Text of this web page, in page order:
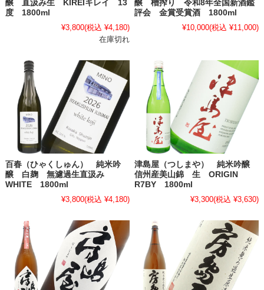
醸 直汲み生 KIREIキレイ 13
度 1800ml
¥3,800(税込 ¥4,180)
在庫切れ
醸 槽搾り 令和8年全国新酒鑑
評会 金賞受賞酒 1800ml
¥10,000(税込 ¥11,000)
百春（ひゃくしゅん） 純米吟
醸 白麹 無濾過生直汲み
WHITE 1800ml
¥3,800(税込 ¥4,180)
津島屋（つしまや） 純米吟醸
信州産美山錦 生 ORIGIN
R7BY 1800ml
¥3,300(税込 ¥3,630)